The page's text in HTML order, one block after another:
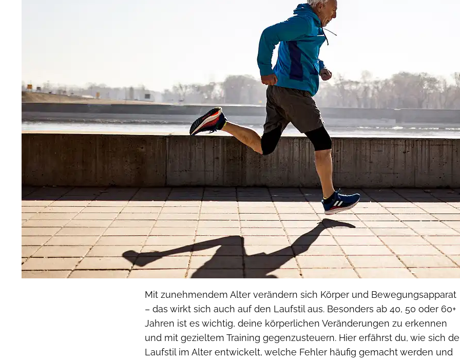
Mit zunehmendem Alter verändern sich Körper und Bewegungsapparat
– das wirkt sich auch auf den Laufstil aus. Besonders ab 40, 50 oder 60+
Jahren ist es wichtig, deine körperlichen Veränderungen zu erkennen
und mit gezieltem Training gegenzusteuern. Hier erfährst du, wie sich
Laufstil im Alter entwickelt, welche Fehler häufig gemacht werden und